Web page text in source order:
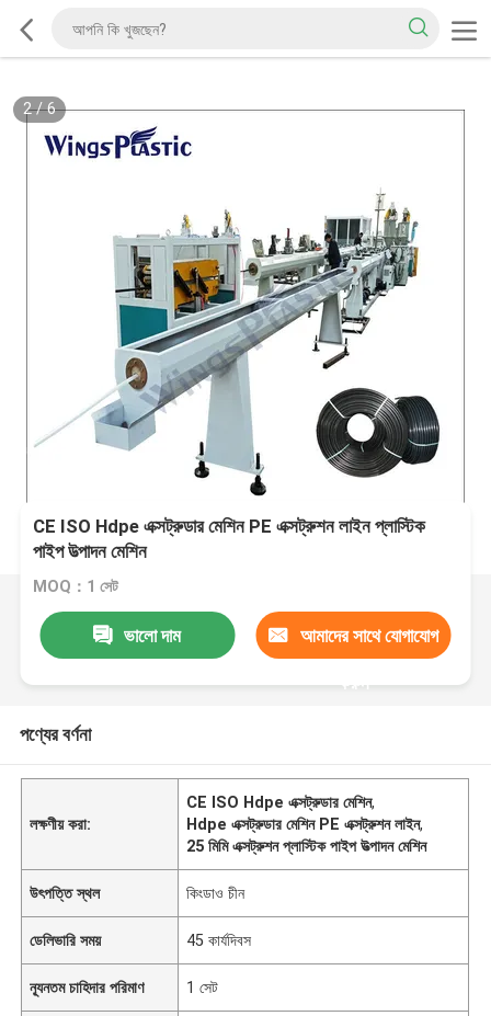
2/6
CE ISO Hdpe এক্সট্রুডার মেশিন PE এক্সট্রুশন লাইন প্লাস্টিক
পাইপ উত্পাদন মেশিন
MOQ：1 সেট
ভালো দাম আমাদের সাথে যোগাযোগ
করুন
পণ্যের বর্ণনা
লক্ষণীয় করা:
CE ISO Hdpe এক্সট্রুডার মেশিন,
Hdpe এক্সট্রুডার মেশিন PE এক্সট্রুশন লাইন,
25 মিমি এক্সট্রুশন প্লাস্টিক পাইপ উত্পাদন মেশিন
উৎপত্তি স্থল কিংডাও চীন
ডেলিভারি সময় 45 কার্যদিবস
ন্যূনতম চাহিদার পরিমাণ 1 সেট